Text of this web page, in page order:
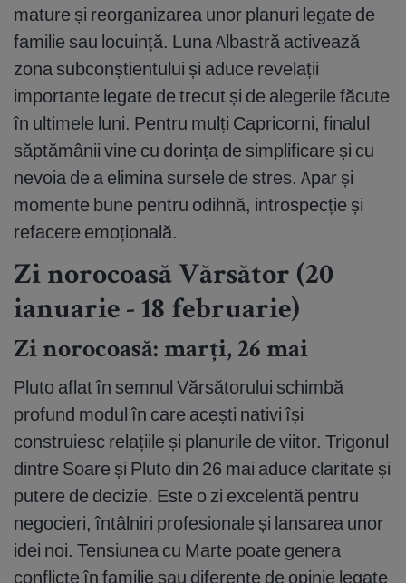
mature și reorganizarea unor planuri legate de
familie sau locuință. Luna Albastră activează
zona subconștientului și aduce revelații
importante legate de trecut și de alegerile făcute
în ultimele luni. Pentru mulți Capricorni, finalul
săptămânii vine cu dorința de simplificare și cu
nevoia de a elimina sursele de stres. Apar și
momente bune pentru odihnă, introspecție și
refacere emoțională.
Zi norocoasă Vărsător (20
ianuarie - 18 februarie)
Zi norocoasă: marți, 26 mai
Pluto aflat în semnul Vărsătorului schimbă
profund modul în care acești nativi își
construiesc relațiile și planurile de viitor. Trigonul
dintre Soare și Pluto din 26 mai aduce claritate și
putere de decizie. Este o zi excelentă pentru
negocieri, întâlniri profesionale și lansarea unor
idei noi. Tensiunea cu Marte poate genera
conflicte în familie sau diferențe de opinie legate